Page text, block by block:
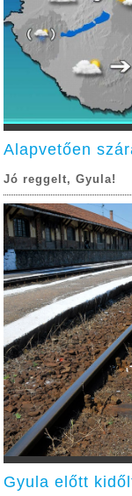
Alapvetően
Jó reggelt, Gyula!
Gyula előtt